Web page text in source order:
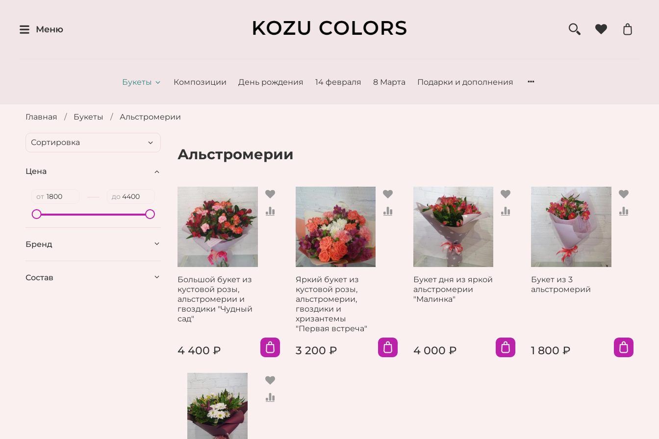
Меню
Букеты Композиции День рождения 14 февраля 8 Марта Подарки и дополнения
Главная Букеты Альстромерии
Альстромерии
Большой букет из
кустовой розы,
альстромерии и
гвоздики "Чудный
сад"
4 400 ₽
Яркий букет из
кустовой розы,
альстромерии,
гвоздики и
хризантемы
"Первая встреча"
3 200 ₽
Букет дня из яркой
альстромерии
"Малинка"
4 000 ₽
Букет из 3
альстромерий
1 800 ₽
Цена
от — до
Бренд
Состав